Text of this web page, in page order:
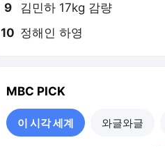
9 김민하 17kg 감량
10 정해인 하영
MBC PICK
이 시각 세계 와글와글